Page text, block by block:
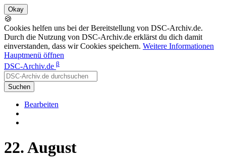
🍪
Cookies helfen uns bei der Bereitstellung von DSC-Archiv.de.
Durch die Nutzung von DSC-Archiv.de erklärst du dich damit
einverstanden, dass wir Cookies speichern. Weitere Informationen
Hauptmenü öffnen
DSC-Archiv.de β
Suchen
Bearbeiten
22. August